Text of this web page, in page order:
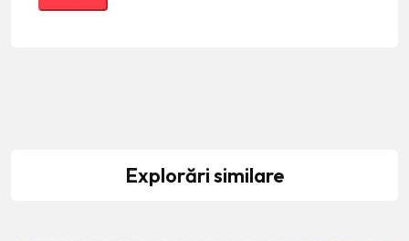
Explorări similare